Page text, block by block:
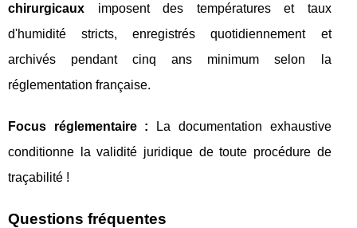
chirurgicaux imposent des températures et taux
d'humidité stricts, enregistrés quotidiennement et
archivés pendant cinq ans minimum selon la
réglementation française.
Focus réglementaire : La documentation exhaustive
conditionne la validité juridique de toute procédure de
traçabilité !
Questions fréquentes